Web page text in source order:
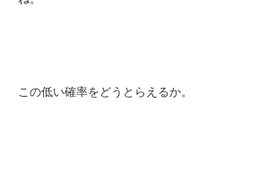
この低い確率をどうとらえるか。